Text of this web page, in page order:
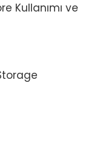
Kullanımı ve